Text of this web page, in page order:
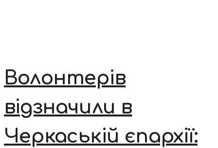
Волонтерів
відзначили в
Черкаській єпархії: